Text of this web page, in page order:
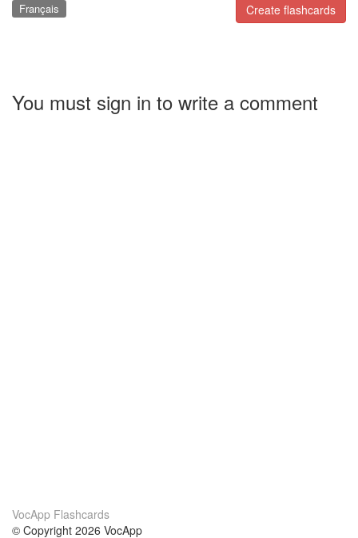
Create flashcards
Français
You must sign in to write a comment
VocApp Flashcards
© Copyright 2026 VocApp